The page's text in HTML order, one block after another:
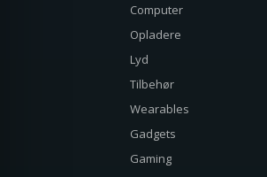
Computer
Opladere
Lyd
Tilbehør
Wearables
Gadgets
Gaming